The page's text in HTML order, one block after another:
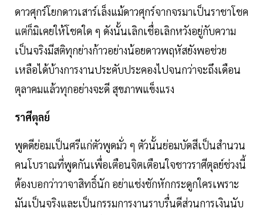
ดาวศุกร์โยกดาวเสาร์เล็งแม้ดาวศุกร์จากจรมาเป็นราชาโชค
แต่ก็มิเคยให้โชคใด ๆ ดังนั้นเลิกเชื่อเลิกหวังอยู่กับความ
เป็นจริงมีสติทุกย่างก้าวอย่างน้อยดาวพฤหัสยังพอช่วย
เหลือได้บ้างการงานประคับประคองไปจนกว่าจะถึงเดือน
ตุลาคมแล้วทุกอย่างจะดี สุขภาพแข็งแรง
ราศีตุลย์
พูดดีย่อมเป็นศรีแก่ตัวพูดมั่ว ๆ ตัวนั้นย่อมบัดสีเป็นสำนวน
คนโบราณที่พูดกันเพื่อเตือนจิตเตือนใจชาวราศีตุลย์ช่วงนี้
ต้องบอกว่าวาจาสิทธิ์นัก อย่าแช่งชักหักกระดูกใครเพราะ
มันเป็นจริงและเป็นกรรมการงานราบรื่นดีส่วนการเงินนับ